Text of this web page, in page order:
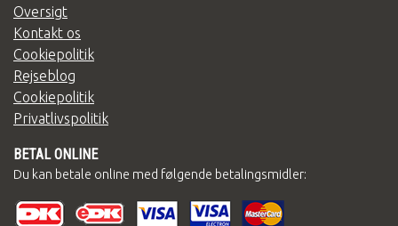
Oversigt
Kontakt os
Cookiepolitik
Rejseblog
Cookiepolitik
Privatlivspolitik
BETAL ONLINE
Du kan betale online med følgende betalingsmidler: